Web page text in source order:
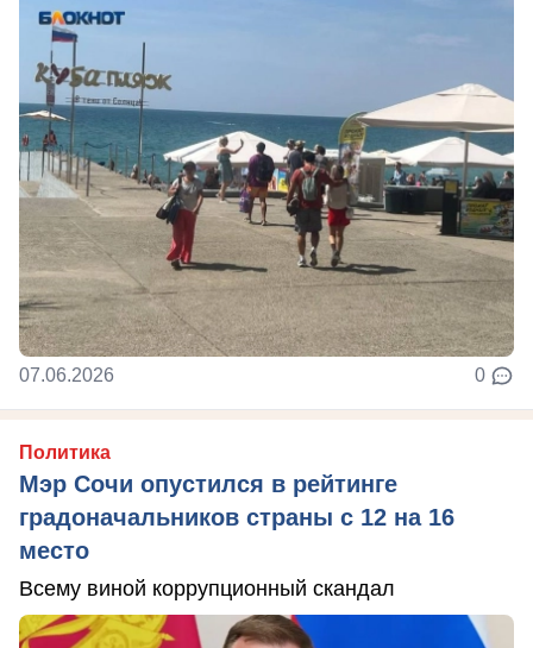
07.06.2026 0
Политика
Мэр Сочи опустился в рейтинге
градоначальников страны с 12 на 16
место
Всему виной коррупционный скандал